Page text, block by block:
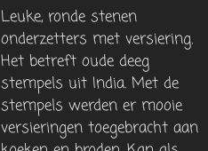
Leuke, ronde stenen
onderzetters met versiering.
Het betreft oude deeg
stempels uit India. Met de
stempels werden er mooie
versieringen toegebracht aan